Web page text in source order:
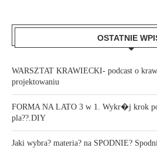
OSTATNIE
WARSZTAT KRAWIECKI- podcast o
projektowaniu
FORMA NA LATO 3 w 1. Wykr�j krok
pla??.DIY
Jaki wybra? materia? na SPODNIE?